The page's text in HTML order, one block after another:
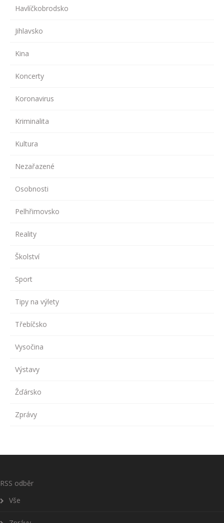
Havlíčkobrodsko
Jihlavsko
Kina
Koncerty
Koronavirus
Kriminalita
Kultura
Nezařazené
Osobnosti
Pelhřimovsko
Reality
Školství
Sport
Tipy na výlety
Třebíčsko
Vysočina
Výstavy
Žďársko
Zprávy
RSS odběr
Vše